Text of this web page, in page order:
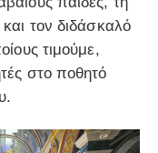
τον διδάσκαλό
τιμούμε,
στο ποθητό